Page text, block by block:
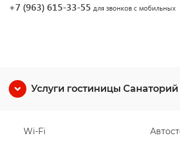
+7 (963) 615-33-55 для звонков с мобильных
Услуги гостиницы
Wi-Fi